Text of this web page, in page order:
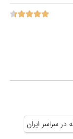
در سراسر ایران